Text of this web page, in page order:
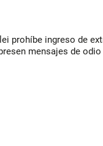
prohíbe ingreso de
mensajes de